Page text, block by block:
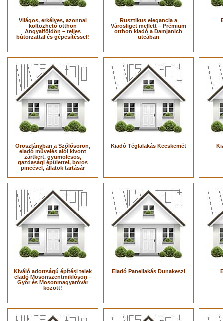
Világos, erkélyes, azonnal
költözhető otthon
Angyalföldön – teljes
bútorzattal és gépesítéssel!
Rusztikus elegancia a
Városliget mellett – Prémium
otthon kiadó a Damjanich
utcában
Oroszlányban a Szőlősoron,
eladó művelés alól kivont
zártkert, gyümölcsös,
gazdasági épülettel, boros
pincével, állatok tartásár
Kiadó Téglalakás Kecskemét
Kiváló adottságú építési telek
eladó Mosonszentmiklóson –
Győr és Mosonmagyaróvár
között!
Eladó Panellakás Dunakeszi